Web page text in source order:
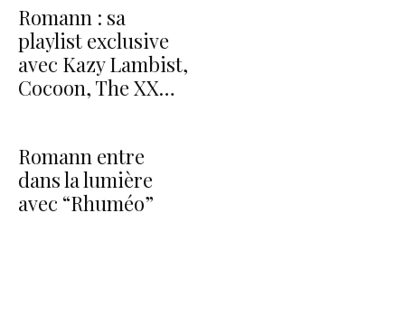
Romann : sa
playlist exclusive
avec Kazy Lambist,
Cocoon, The XX…
Romann entre
dans la lumière
avec “Rhuméo”